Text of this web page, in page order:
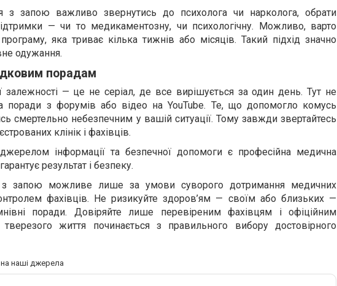
з запою важливо звернутись до психолога чи нарколога, обрати
— чи то медикаментозну, чи психологічну. Можливо, варто
програму, яка триває кілька тижнів або місяців. Такий підхід значно
одужання.
порадам
залежності — це не серіал, де все вирішується за один день. Тут не
поради з форумів або відео на YouTube. Те, що допомогло комусь
смертельно небезпечним у вашій ситуації. Тому завжди звертайтесь
клінік і фахівців.
інформації та безпечної допомоги є професійна медична
результат і безпеку.
запою можливе лише за умови суворого дотримання медичних
фахівців. Не ризикуйте здоров’ям — своїм або близьких —
поради. Довіряйте лише перевіреним фахівцям і офіційним
життя починається з правильного вибору достовірного
на наші джерела